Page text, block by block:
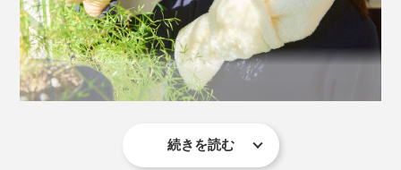
「あずきピロー」をチンして入れると、これまたなんと
続きを読む